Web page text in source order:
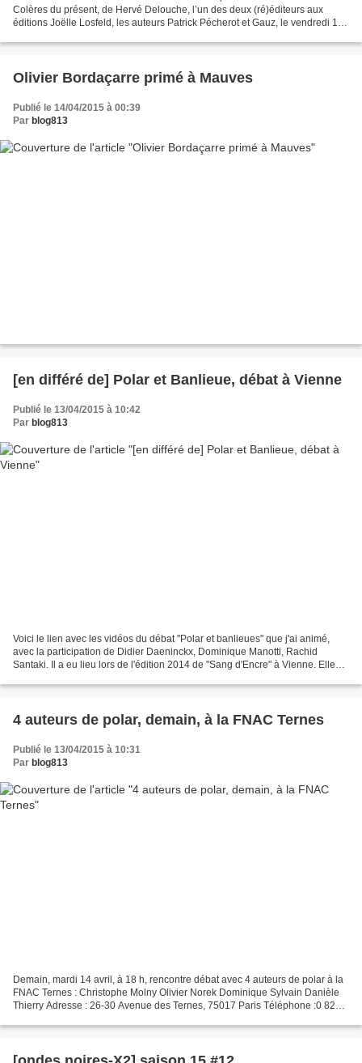
Colères du présent, de Hervé Delouche, l’un des deux (ré)éditeurs aux
éditions Joëlle Losfeld, les auteurs Patrick Pécherot et Gauz, le vendredi 17
Olivier Bordaçarre primé à Mauves
Publié le 14/04/2015 à 00:39
Par blog813
[en différé de] Polar et Banlieue, débat à Vienne
Publié le 13/04/2015 à 10:42
Par blog813
Voici le lien avec les vidéos du débat "Polar et banlieues" que j'ai animé,
avec la participation de Didier Daeninckx, Dominique Manotti, Rachid
Santaki. Il a eu lieu lors de l'édition 2014 de "Sang d'Encre" à Vienne. Elles
4 auteurs de polar, demain, à la FNAC Ternes
Publié le 13/04/2015 à 10:31
Par blog813
Demain, mardi 14 avril, à 18 h, rencontre débat avec 4 auteurs de polar à la
FNAC Ternes : Christophe Molny Olivier Norek Dominique Sylvain Danièle
Thierry Adresse : 26-30 Avenue des Ternes, 75017 Paris Téléphone :0 825